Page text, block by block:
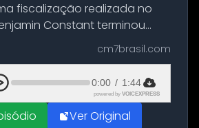
fiscalização realizada no
Constant terminou
de aproximadamente 115
em uma
no porto da cidade. O
cm7brasil.com
0:00 / 1:44
powered by VOICEXPRESS
Ver Original